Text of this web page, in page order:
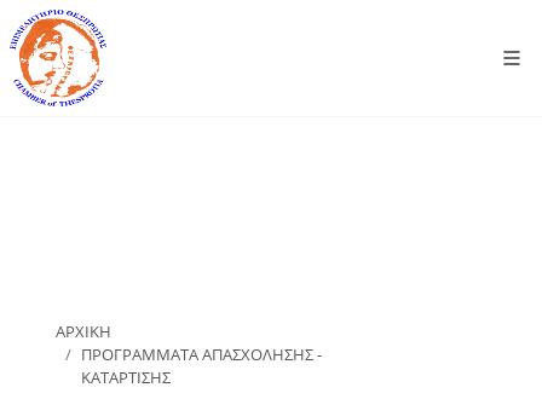
ΑΡΧΙΚΗ
ΠΡΟΓΡΑΜΜΑΤΑ ΑΠΑΣΧΟΛΗΣΗΣ -
ΚΑΤΑΡΤΙΣΗΣ